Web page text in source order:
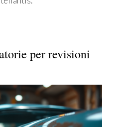
per revisioni